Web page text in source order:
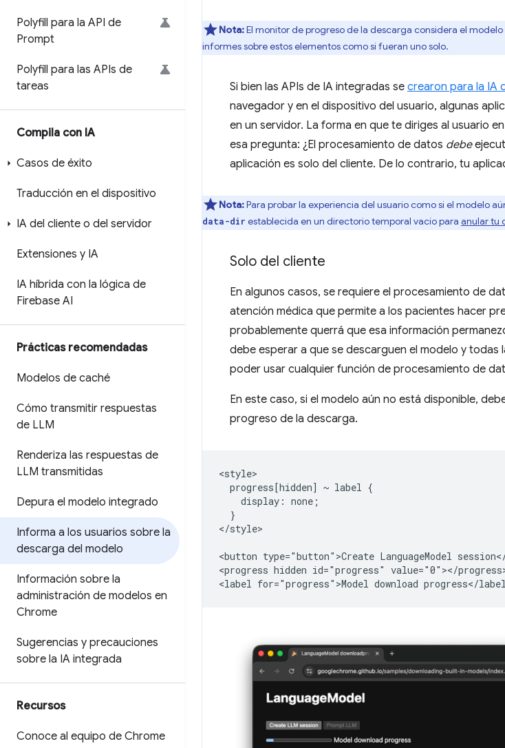
Polyfill para la API de
Prompt
Polyfill para las APIs de
tareas
Compila con IA
Casos de éxito
Traducción en el dispositivo
IA del cliente o del servidor
Extensiones y IA
IA híbrida con la lógica de
Firebase AI
Prácticas recomendadas
Modelos de caché
Cómo transmitir respuestas
de LLM
Renderiza las respuestas de
LLM transmitidas
Depura el modelo integrado
Informa a los usuarios sobre la
descarga del modelo
Información sobre la
administración de modelos en
Chrome
Sugerencias y precauciones
sobre la IA integrada
Recursos
Conoce al equipo de Chrome
Nota:El monitor de progreso de la descarga considera el
informes sobre estos elementos como si fueran uno solo.
Si bien las APIs de IA integradas se crearon para la IA
navegador y en el dispositivo del usuario, algunas
en un servidor. La forma en que te diriges al usuario
esa pregunta: ¿El procesamiento de datos debe
aplicación es solo del cliente. De lo contrario, tu
Nota:Para probar la experiencia del usuario como si el modelo
data-dir establecida en un directorio temporal vacío para anular tu
Solo del cliente
En algunos casos, se requiere el procesamiento de
atención médica que permite a los pacientes hacer
probablemente querrá que esa información
debe esperar a que se descarguen el modelo y
poder usar cualquier función de procesamiento de
En este caso, si el modelo aún no está disponible,
progreso de la descarga.
<style>
  progress[hidden] ~ label {
    display: none;
  }
</style>
<button type="button">Create LanguageModel
<progress hidden id="progress" value="0"></